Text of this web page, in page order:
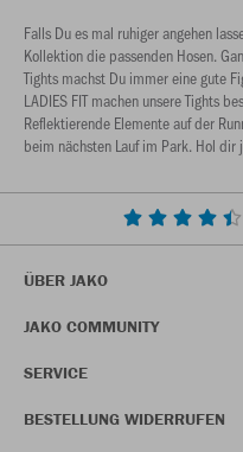
Falls Du es mal ruhiger angehen
Kollektion die passenden Hosen.
Tights machst Du immer eine gute
LADIES FIT machen unsere Tights
Reflektierende Elemente auf der
beim nächsten Lauf im Park. Hol dir
ÜBER JAKO
JAKO COMMUNITY
SERVICE
BESTELLUNG WIDERRUFEN